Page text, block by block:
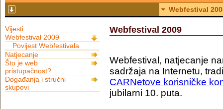
Webfestival
Vijesti
Webfestival 2009
Povijest Webfestivala
Natjecanje
Što je web
pristupačnost?
Događanja i stručni
skupovi
Webfestival 2009
Webfestival, natjecanje
sadržaja na Internetu,
CARNetove korisničke
jubilarni 10. puta.